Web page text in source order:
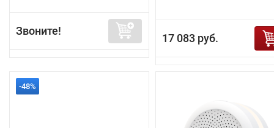
Звоните!
17 083 руб.
-48%